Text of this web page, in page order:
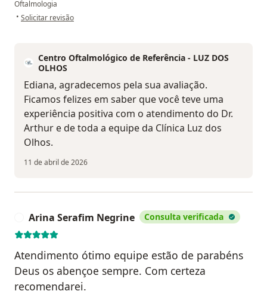
Oftalmologia
• na opinião do utilizador Ediana Aparecida César
Solicitar revisão
Centro Oftalmológico de Referência - LUZ DOS
OLHOS
Ediana, agradecemos pela sua avaliação.
Ficamos felizes em saber que você teve uma
experiência positiva com o atendimento do Dr.
Arthur e de toda a equipe da Clínica Luz dos
Olhos.
11 de abril de 2026
Arina Serafim Negrine Consulta verificada
Atendimento ótimo equipe estão de parabéns
Deus os abençoe sempre. Com certeza
recomendarei.